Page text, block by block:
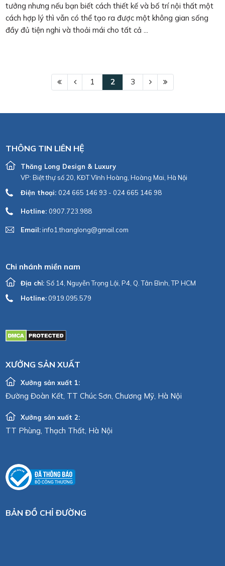
tưởng nhưng nếu bạn biết cách thiết kế và bố trí nội thất một
cách hợp lý thì vẫn có thể tạo ra được một không gian sống
đầy đủ tiện nghi và thoải mái cho tất cả ...
1 2 3
THÔNG TIN LIÊN HỆ
Thăng Long Design & Luxury
VP: Biệt thự số 20, KĐT Vĩnh Hoàng, Hoàng Mai, Hà Nội
Điện thoại: 024 665 146 93 - 024 665 146 98
Hotline: 0907.723.988
Email:info1.thanglong@gmail.com
Chi nhánh miền nam
Địa chỉ: Số 14, Nguyễn Trọng Lội, P4, Q. Tân Bình, TP HCM
Hotline: 0919.095.579
XƯỞNG SẢN XUẤT
Xưởng sản xuất 1:
Đường Đoàn Kết, TT Chúc Sơn, Chương Mỹ, Hà Nội
Xưởng sản xuất 2:
TT Phùng, Thạch Thất, Hà Nội
BẢN ĐỒ CHỈ ĐƯỜNG